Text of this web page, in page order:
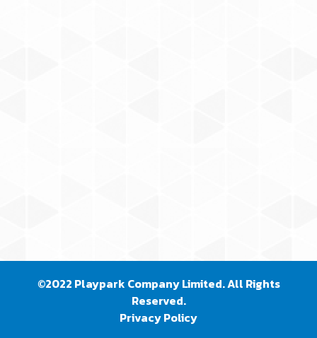
©2022 Playpark Company Limited. All Rights
Reserved.
Privacy Policy